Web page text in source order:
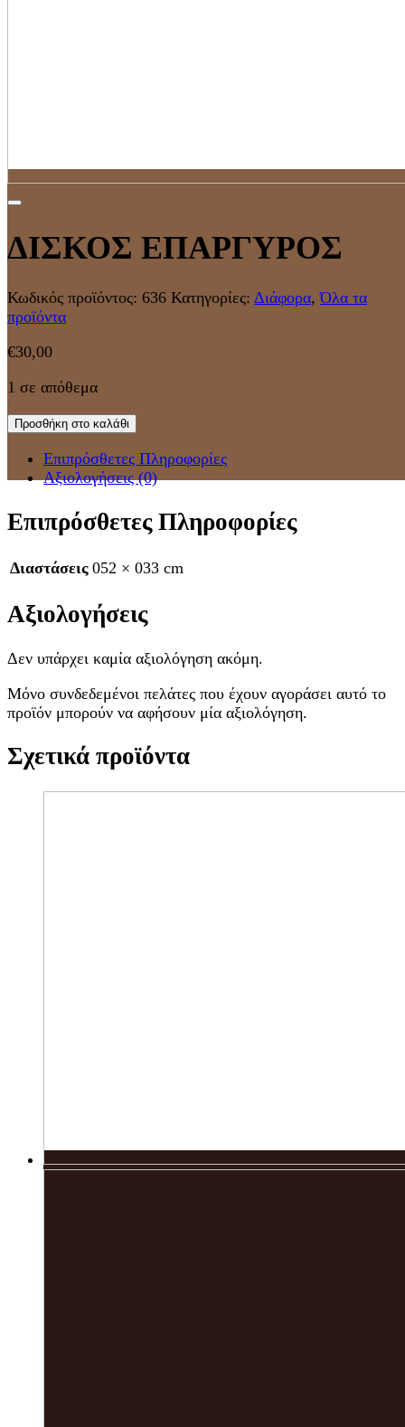
ΔΙΣΚΟΣ ΕΠΑΡΓΥΡΟΣ
Κωδικός προϊόντος: 636 Κατηγορίες: Διάφορα,Όλα τα
προϊόντα
€30,00
1 σε απόθεμα
Προσθήκη στο καλάθι
Επιπρόσθετες Πληροφορίες
Αξιολογήσεις (0)
Επιπρόσθετες Πληροφορίες
Διαστάσεις 052 × 033 cm
Αξιολογήσεις
Δεν υπάρχει καμία αξιολόγηση ακόμη.
Μόνο συνδεδεμένοι πελάτες που έχουν αγοράσει αυτό το
προϊόν μπορούν να αφήσουν μία αξιολόγηση.
Σχετικά προϊόντα